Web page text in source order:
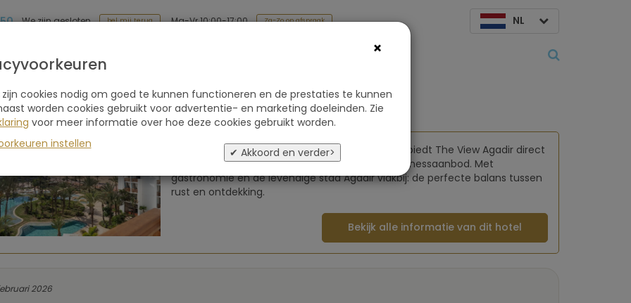
We zijn gesloten bel mij terug Ma-Vr 10:00-17:00 Za-Zo op afspraak NL
Soort reis Over ons
van The View Agadir (Marokko)
Aan een van de mooiste stranden van Marokko biedt The View Agadir direct
toegang tot de zee, een verfijnde spa en rijk wellnessaanbod. Met
gastronomie en de levendige stad Agadir vlakbij: de perfecte balans tussen
rust en ontdekking.
Bekijk alle informatie van dit hotel
2026
×
zijn cookies nodig om goed te kunnen functioneren en de prestaties te kunnen
worden cookies gebruikt voor advertentie- en marketing doeleinden. Zie
voor meer informatie over hoe deze cookies gebruikt worden.
instellen
✔ Akkoord en verder>